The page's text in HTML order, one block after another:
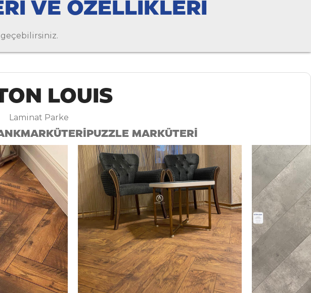
VE ÖZELLİKLERİ
LOUIS
Laminat Parke
MARKÜTERI
PUZZLE MARKÜTERİ